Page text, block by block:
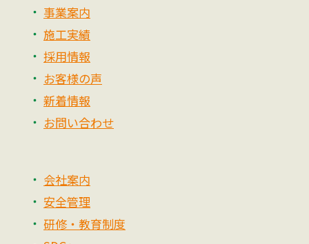
事業案内
施工実績
採用情報
お客様の声
新着情報
お問い合わせ
会社案内
安全管理
研修・教育制度